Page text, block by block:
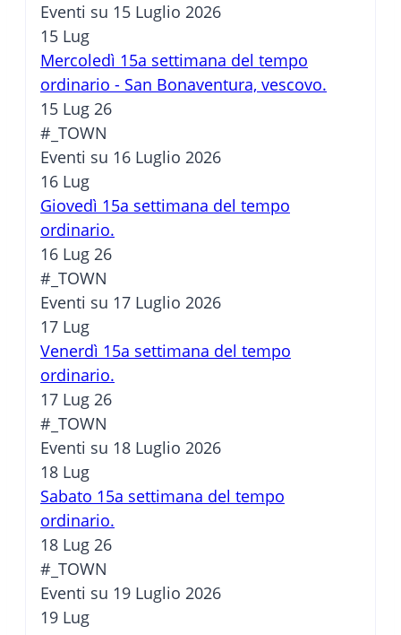
Eventi su 15 Luglio 2026
15 Lug
Mercoledì 15a settimana del tempo
ordinario - San Bonaventura, vescovo.
15 Lug 26
#_TOWN
Eventi su 16 Luglio 2026
16 Lug
Giovedì 15a settimana del tempo
ordinario.
16 Lug 26
#_TOWN
Eventi su 17 Luglio 2026
17 Lug
Venerdì 15a settimana del tempo
ordinario.
17 Lug 26
#_TOWN
Eventi su 18 Luglio 2026
18 Lug
Sabato 15a settimana del tempo
ordinario.
18 Lug 26
#_TOWN
Eventi su 19 Luglio 2026
19 Lug